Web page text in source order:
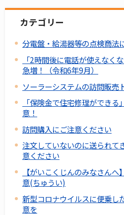
カテゴリー
分電盤・給湯器等の点検商法
「2時間後に電話が使えなく
急増！（令和6年9月）
ソーラーシステムの訪問販売
「保険金で住宅修理ができ
意！
訪問購入にご注意ください
注文していないのに送られて
意ください
【がいこくじんのみなさん
意(ちゅうい)
新型コロナウイルスに便乗し
意を